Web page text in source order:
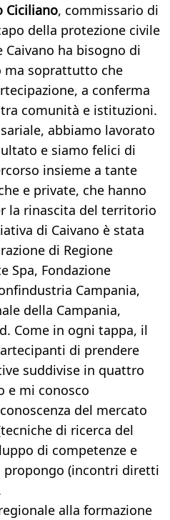
Ciciliano, commissario di
della protezione civile
ha bisogno di
ma soprattutto che
a conferma
comunità e istituzioni.
abbiamo lavorato
e siamo felici di
insieme a tante
e private, che hanno
la rinascita del territorio
di Caivano è stata
di Regione
Spa, Fondazione
Campania,
della Campania,
Come in ogni tappa, il
di prendere
suddivise in quattro
e mi conosco
del mercato
di ricerca del
di competenze e
propongo (incontri diretti
alla formazione